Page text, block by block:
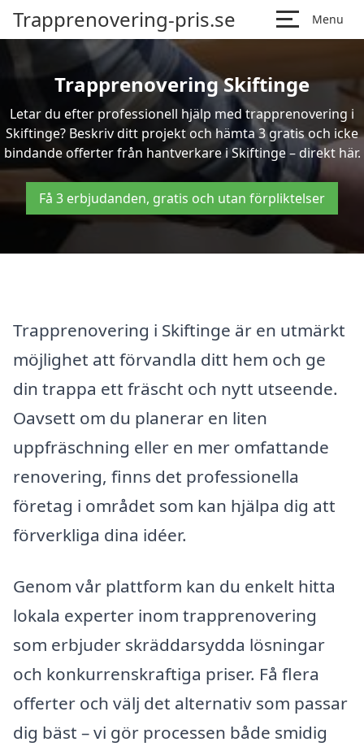
Trapprenovering-pris.se Menu
Trapprenovering Skiftinge
Letar du efter professionell hjälp med trapprenovering i
Skiftinge? Beskriv ditt projekt och hämta 3 gratis och icke
bindande offerter från hantverkare i Skiftinge – direkt här.
Få 3 erbjudanden, gratis och utan förpliktelser
Trapprenovering i Skiftinge är en utmärkt
möjlighet att förvandla ditt hem och ge
din trappa ett fräscht och nytt utseende.
Oavsett om du planerar en liten
uppfräschning eller en mer omfattande
renovering, finns det professionella
företag i området som kan hjälpa dig att
förverkliga dina idéer.
Genom vår plattform kan du enkelt hitta
lokala experter inom trapprenovering
som erbjuder skräddarsydda lösningar
och konkurrenskraftiga priser. Få flera
offerter och välj det alternativ som passar
dig bäst – vi gör processen både smidig